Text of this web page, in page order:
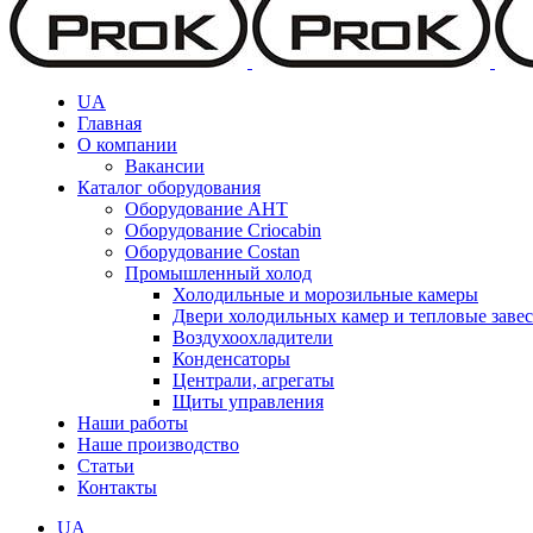
UA
Главная
О компании
Вакансии
Каталог оборудования
Оборудование AHT
Оборудование Criocabin
Оборудование Costan
Промышленный холод
Холодильные и морозильные камеры
Двери холодильных камер и тепловые
Воздухоохладители
Конденсаторы
Централи, агрегаты
Щиты управления
Наши работы
Наше производство
Статьи
Контакты
UA